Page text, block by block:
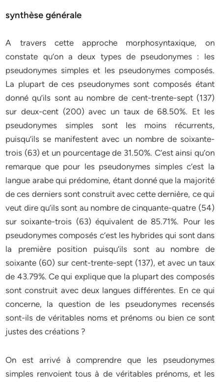
synthèse générale
A travers cette approche morphosyntaxique, on
constate qu’on a deux types de pseudonymes : les
pseudonymes simples et les pseudonymes composés.
La plupart de ces pseudonymes sont composés étant
donné qu’ils sont au nombre de cent-trente-sept (137)
sur deux-cent (200) avec un taux de 68.50%. Et les
pseudonymes simples sont les moins récurrents,
puisqu’ils se manifestent avec un nombre de soixante-
trois (63) et un pourcentage de 31.50%. C’est ainsi qu’on
remarque que pour les pseudonymes simples c’est la
langue arabe qui prédomine, étant donné que la majorité
de ces derniers sont construit avec cette dernière, ce qui
veut dire qu’ils sont au nombre de cinquante-quatre (54)
sur soixante-trois (63) équivalent de 85.71%. Pour les
pseudonymes composés c’est les hybrides qui sont dans
la première position puisqu’ils sont au nombre de
soixante (60) sur cent-trente-sept (137), et avec un taux
de 43.79%. Ce qui explique que la plupart des composés
sont construit avec deux langues différentes. En ce qui
concerne, la question de les pseudonymes recensés
sont-ils de véritables noms et prénoms ou bien ce sont
justes des créations ?
On est arrivé à comprendre que les pseudonymes
simples renvoient tous à de véritables prénoms, et les